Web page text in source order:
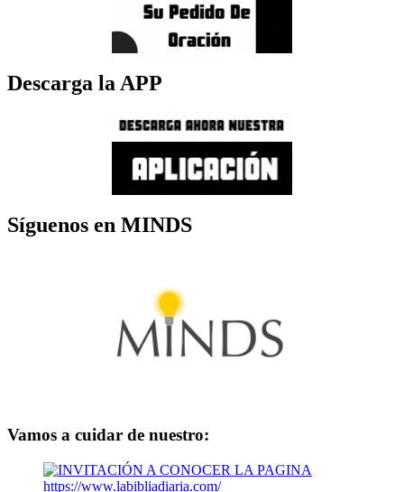
Descarga la APP
Síguenos en MINDS
Vamos a cuidar de nuestro: